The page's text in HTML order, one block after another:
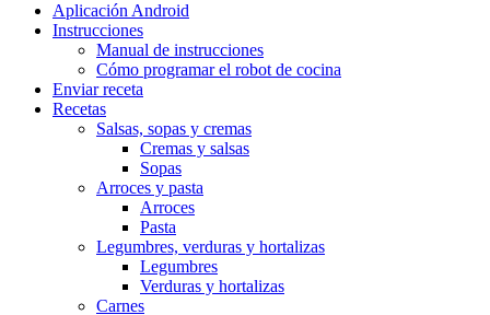
Aplicación Android
Instrucciones
Manual de instrucciones
Cómo programar el robot de cocina
Enviar receta
Recetas
Salsas, sopas y cremas
Cremas y salsas
Sopas
Arroces y pasta
Arroces
Pasta
Legumbres, verduras y hortalizas
Legumbres
Verduras y hortalizas
Carnes